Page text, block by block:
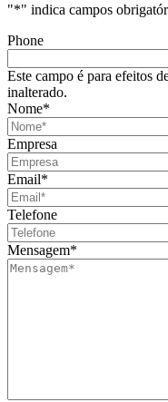
"*" indica campos
Phone
Este campo é para efeitos
inalterado.
Nome*
Empresa
Email*
Telefone
Mensagem*